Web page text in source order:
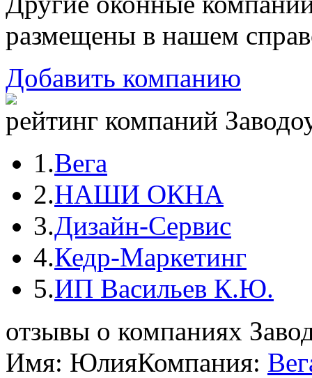
размещены в нашем
Добавить компанию
рейтинг компаний
1.Вега
2.НАШИ ОКНА
3.Дизайн-Сервис
4.Кедр-Маркетинг
5.ИП Васильев К.Ю.
отзывы о компаниях
Имя: ЮлияКомпания: